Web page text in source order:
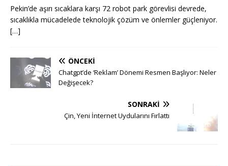
Pekin’de aşırı sıcaklara karşı 72 robot park görevlisi devrede,
sıcaklıkla mücadelede teknolojik çözüm ve önlemler güçleniyor.
[…]
ÖNCEKI
Chatgpt’de ‘Reklam’ Dönemi Resmen Başlıyor: Neler
Değişecek?
SONRAKI
Çin, Yeni İnternet Uydularını Fırlattı